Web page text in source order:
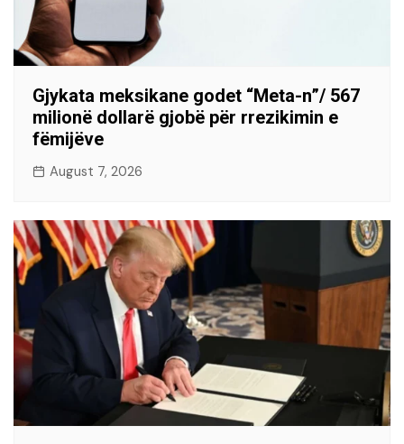
Gjykata meksikane godet “Meta-n”/ 567
milionë dollarë gjobë për rrezikimin e
fëmijëve
August 7, 2026